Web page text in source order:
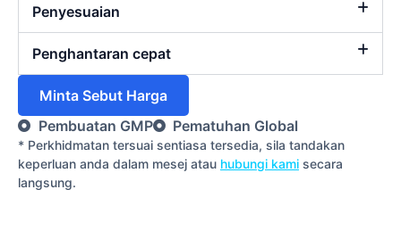
Penyesuaian
Penghantaran cepat
Minta Sebut Harga
Pembuatan GMP
Pematuhan Global
* Perkhidmatan tersuai sentiasa tersedia, sila tandakan
keperluan anda dalam mesej atau hubungi kami secara
langsung.